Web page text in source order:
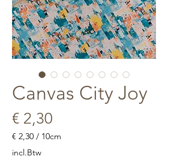
Canvas City Joy
€ 2,30
€ 2,30 / 10cm
€ 2,30
per
incl.Btw